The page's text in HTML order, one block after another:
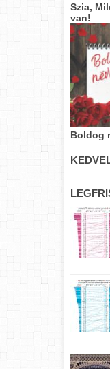
Szia,
van!
Boldog